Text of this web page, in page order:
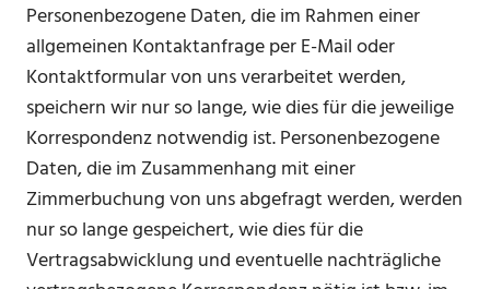
Personenbezogene Daten, die im Rahmen einer
allgemeinen Kontaktanfrage per E-Mail oder
Kontaktformular von uns verarbeitet werden,
speichern wir nur so lange, wie dies für die jeweilige
Korrespondenz notwendig ist. Personenbezogene
Daten, die im Zusammenhang mit einer
Zimmerbuchung von uns abgefragt werden, werden
nur so lange gespeichert, wie dies für die
Vertragsabwicklung und eventuelle nachträgliche